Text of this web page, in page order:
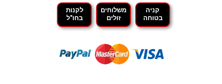
קניה
בטוחה
משלוחים
זולים
לקנות
בחו"ל